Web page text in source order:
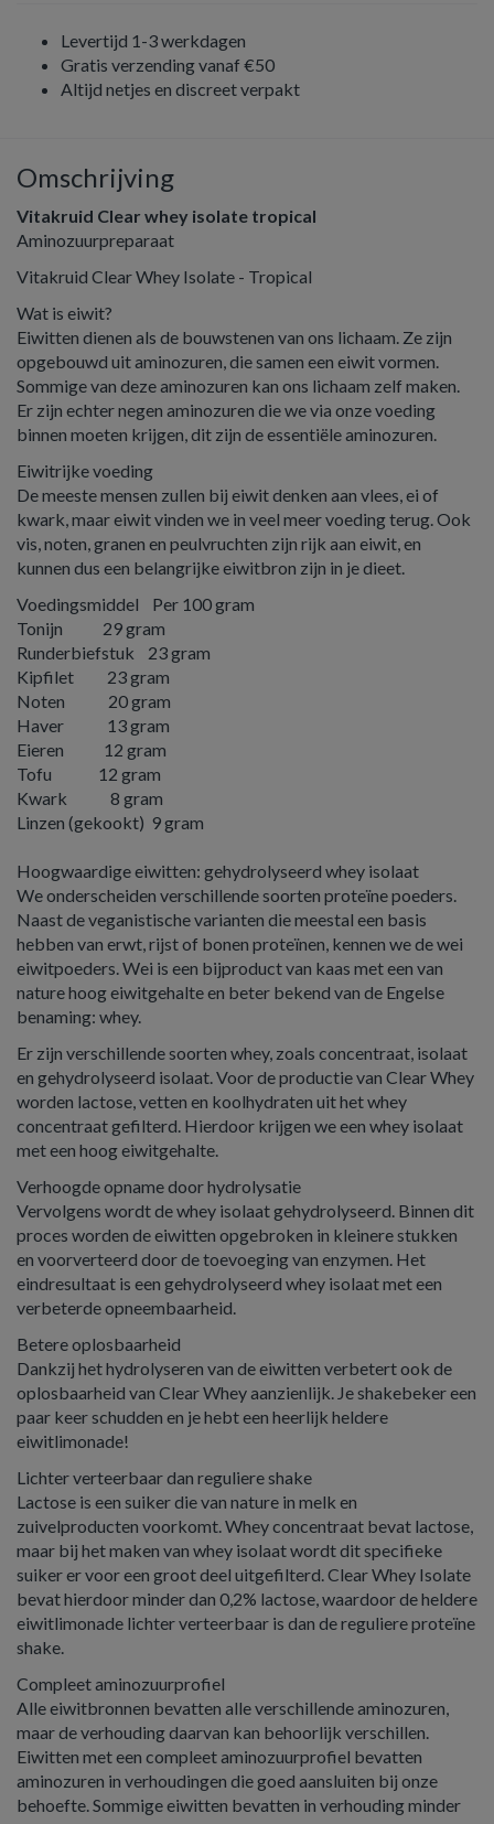
Levertijd 1-3 werkdagen
Gratis verzending vanaf €50
Altijd netjes en discreet verpakt
Omschrijving
Vitakruid Clear whey isolate tropical
Aminozuurpreparaat
Vitakruid Clear Whey Isolate - Tropical
Wat is eiwit?
Eiwitten dienen als de bouwstenen van ons lichaam. Ze zijn
opgebouwd uit aminozuren, die samen een eiwit vormen.
Sommige van deze aminozuren kan ons lichaam zelf maken.
Er zijn echter negen aminozuren die we via onze voeding
binnen moeten krijgen, dit zijn de essentiële aminozuren.
Eiwitrijke voeding
De meeste mensen zullen bij eiwit denken aan vlees, ei of
kwark, maar eiwit vinden we in veel meer voeding terug. Ook
vis, noten, granen en peulvruchten zijn rijk aan eiwit, en
kunnen dus een belangrijke eiwitbron zijn in je dieet.
Voedingsmiddel Per 100 gram
Tonijn 29 gram
Runderbiefstuk 23 gram
Kipfilet 23 gram
Noten 20 gram
Haver 13 gram
Eieren 12 gram
Tofu 12 gram
Kwark 8 gram
Linzen (gekookt) 9 gram
Hoogwaardige eiwitten: gehydrolyseerd whey isolaat
We onderscheiden verschillende soorten proteïne poeders.
Naast de veganistische varianten die meestal een basis
hebben van erwt, rijst of bonen proteïnen, kennen we de wei
eiwitpoeders. Wei is een bijproduct van kaas met een van
nature hoog eiwitgehalte en beter bekend van de Engelse
benaming: whey.
Er zijn verschillende soorten whey, zoals concentraat, isolaat
en gehydrolyseerd isolaat. Voor de productie van Clear Whey
worden lactose, vetten en koolhydraten uit het whey
concentraat gefilterd. Hierdoor krijgen we een whey isolaat
met een hoog eiwitgehalte.
Verhoogde opname door hydrolysatie
Vervolgens wordt de whey isolaat gehydrolyseerd. Binnen dit
proces worden de eiwitten opgebroken in kleinere stukken
en voorverteerd door de toevoeging van enzymen. Het
eindresultaat is een gehydrolyseerd whey isolaat met een
verbeterde opneembaarheid.
Betere oplosbaarheid
Dankzij het hydrolyseren van de eiwitten verbetert ook de
oplosbaarheid van Clear Whey aanzienlijk. Je shakebeker een
paar keer schudden en je hebt een heerlijk heldere
eiwitlimonade!
Lichter verteerbaar dan reguliere shake
Lactose is een suiker die van nature in melk en
zuivelproducten voorkomt. Whey concentraat bevat lactose,
maar bij het maken van whey isolaat wordt dit specifieke
suiker er voor een groot deel uitgefilterd. Clear Whey Isolate
bevat hierdoor minder dan 0,2% lactose, waardoor de heldere
eiwitlimonade lichter verteerbaar is dan de reguliere proteïne
shake.
Compleet aminozuurprofiel
Alle eiwitbronnen bevatten alle verschillende aminozuren,
maar de verhouding daarvan kan behoorlijk verschillen.
Eiwitten met een compleet aminozuurprofiel bevatten
aminozuren in verhoudingen die goed aansluiten bij onze
behoefte. Sommige eiwitten bevatten in verhouding minder